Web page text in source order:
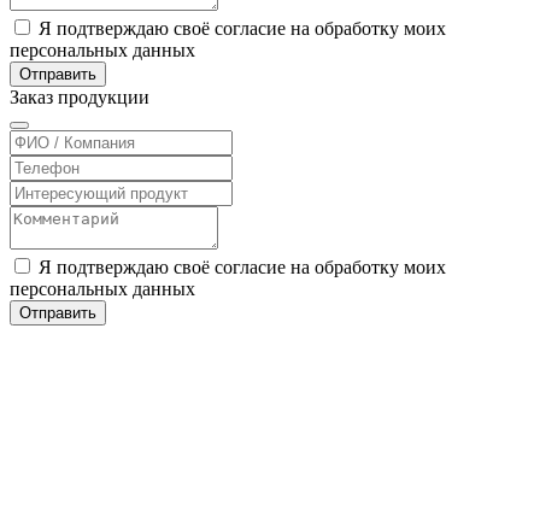
Я подтверждаю своё согласие на обработку моих
персональных данных
Отправить
Заказ продукции
Я подтверждаю своё согласие на обработку моих
персональных данных
Отправить